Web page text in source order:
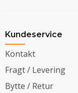
Kundeservice
Kontakt
Fragt / Levering
Bytte / Retur